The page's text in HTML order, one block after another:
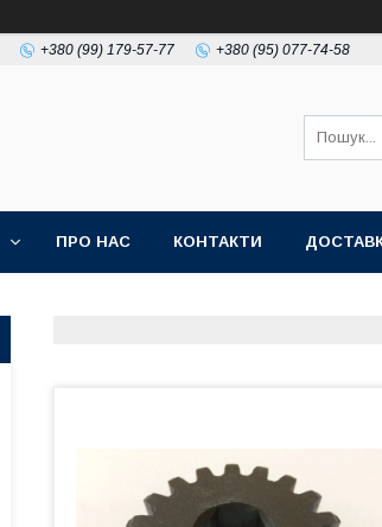
+380 (99) 179-57-77 +380 (95) 077-74-58
ПРО НАС КОНТАКТИ